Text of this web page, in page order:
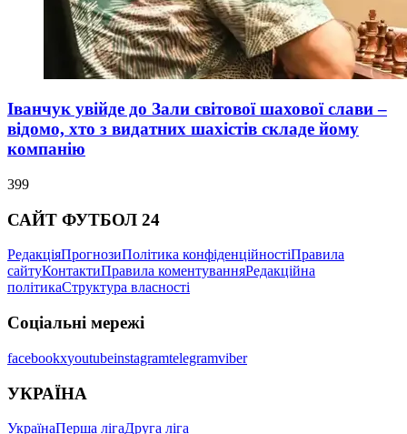
Іванчук увійде до Зали світової шахової слави –
відомо, хто з видатних шахістів складе йому
компанію
399
САЙТ ФУТБОЛ 24
РедакціяПрогнозиПолітика конфіденційностіПравила
сайтуКонтактиПравила коментуванняРедакційна
політикаСтруктура власності
Соціальні мережі
facebookxyoutubeinstagramtelegramviber
УКРАЇНА
УкраїнаПерша лігаДруга ліга